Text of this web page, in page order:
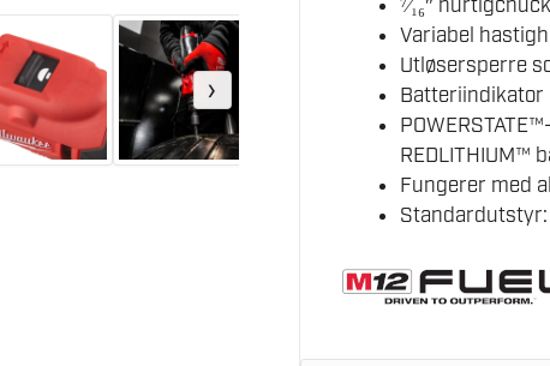
›
⁷⁄₁₆″
Variabel
Utløsersperre
Batteriindikator
REDLITHIUM™
Fungerer med